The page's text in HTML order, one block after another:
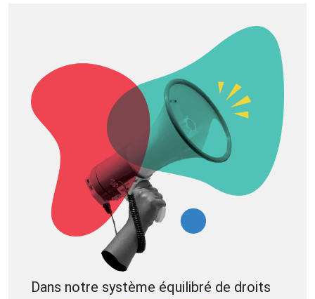
Dans notre système équilibré de droits